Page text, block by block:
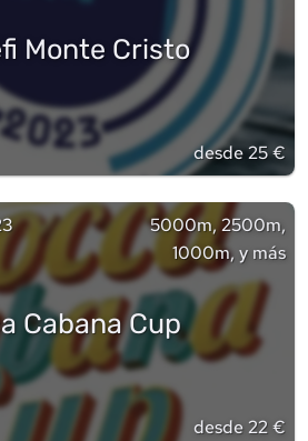
Monte Cristo
desde 25 €
5000m, 2500m,
1000m, y más
Cabana Cup
desde 22 €